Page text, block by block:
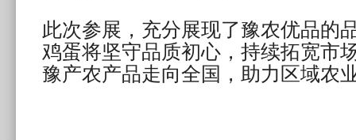
此次参展，充分展现了豫农优品的
鸡蛋将坚守品质初心，持续拓宽市
豫产农产品走向全国，助力区域农